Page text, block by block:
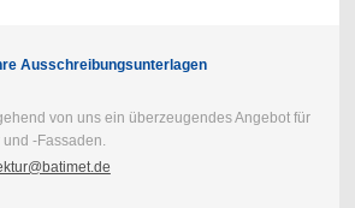
Ausschreibungsunterlagen
von uns ein überzeugendes Angebot für
-Fassaden.